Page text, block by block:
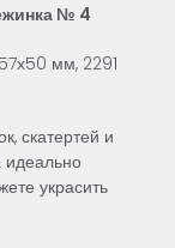
№ 4
мм, 2291
скатертей и
идеально
украсить